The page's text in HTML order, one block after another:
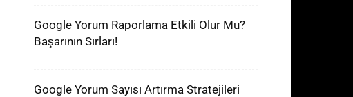
Google Yorum Raporlama Etkili Olur Mu?
Başarının Sırları!
Google Yorum Sayısı Artırma Stratejileri